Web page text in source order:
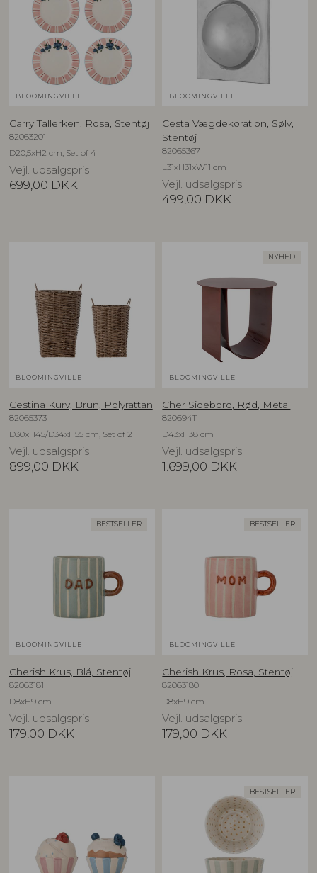
BLOOMINGVILLE
Carry Tallerken, Rosa, Stentøj
82063201
D20,5xH2 cm, Set of 4
Vejl. udsalgspris
699,00 DKK
BLOOMINGVILLE
Cesta Vægdekoration, Sølv,
Stentøj
82065367
L31xH31xW11 cm
Vejl. udsalgspris
499,00 DKK
BLOOMINGVILLE
Cestina Kurv, Brun, Polyrattan
82065373
D30xH45/D34xH55 cm, Set of 2
Vejl. udsalgspris
899,00 DKK
NYHED
BLOOMINGVILLE
Cher Sidebord, Rød, Metal
82069411
D43xH38 cm
Vejl. udsalgspris
1.699,00 DKK
BESTSELLER
BLOOMINGVILLE
Cherish Krus, Blå, Stentøj
82063181
D8xH9 cm
Vejl. udsalgspris
179,00 DKK
BESTSELLER
BLOOMINGVILLE
Cherish Krus, Rosa, Stentøj
82063180
D8xH9 cm
Vejl. udsalgspris
179,00 DKK
BESTSELLER